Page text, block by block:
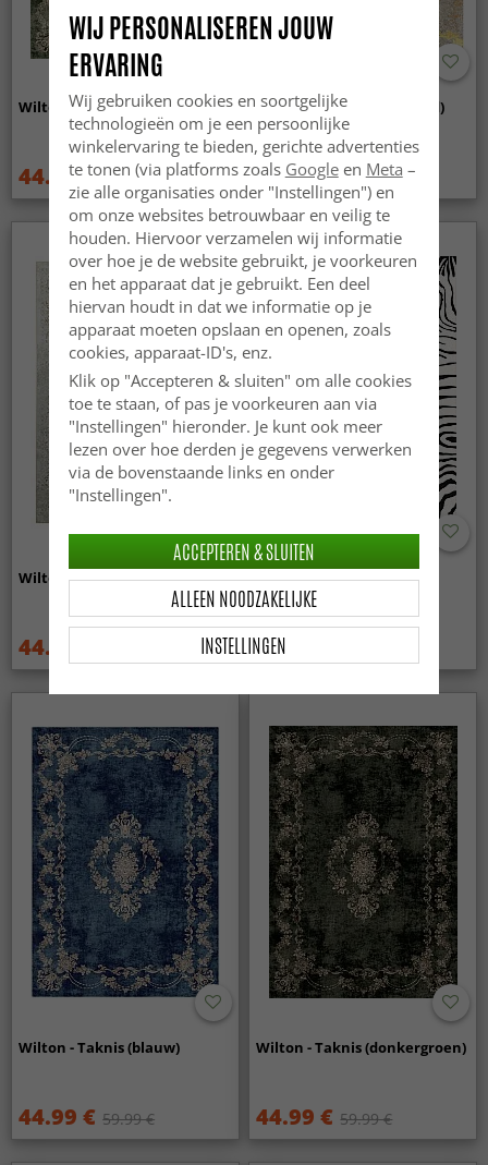
Wilton - Taknis (groen)
44.99 € 59.99 €
Wilton - Elena (beige/goud)
44.99 € 59.99 €
Wilton - Mateur (beige)
44.99 €
Wilton - Zebra (zwart/wit)
44.99 €
Wilton - Taknis (blauw)
44.99 € 59.99 €
Wilton - Taknis (donkergroen)
44.99 € 59.99 €
WIJ PERSONALISEREN JOUW
ERVARING
Wij gebruiken cookies en soortgelijke
technologieën om je een persoonlijke
winkelervaring te bieden, gerichte advertenties
te tonen (via platforms zoals Googleen Meta –
zie alle organisaties onder "Instellingen") en
om onze websites betrouwbaar en veilig te
houden. Hiervoor verzamelen wij informatie
over hoe je de website gebruikt, je voorkeuren
en het apparaat dat je gebruikt. Een deel
hiervan houdt in dat we informatie op je
apparaat moeten opslaan en openen, zoals
cookies, apparaat-ID's, enz.
Klik op "Accepteren & sluiten" om alle cookies
toe te staan, of pas je voorkeuren aan via
"Instellingen" hieronder. Je kunt ook meer
lezen over hoe derden je gegevens verwerken
via de bovenstaande links en onder
"Instellingen".
INSTELLINGEN
ALLEEN NOODZAKELIJKE
ACCEPTEREN & SLUITEN